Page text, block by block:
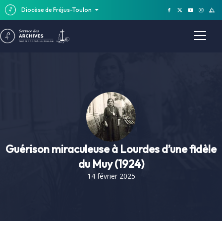
Diocèse de Fréjus-Toulon
Guérison miraculeuse à Lourdes d’une fidèle
du Muy (1924)
14 février 2025